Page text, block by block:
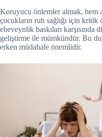
Koruyucu önlemler almak, hem
çocukların ruh sağlığı için kritik
ebeveynlik baskıları
geliştirme ile mümkündür. Bu
erken müdahale önemlidir.